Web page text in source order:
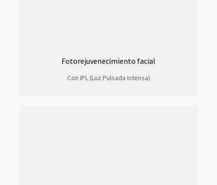
Fotorejuvenecimiento facial
Con IPL (Luz Pulsada Intensa)